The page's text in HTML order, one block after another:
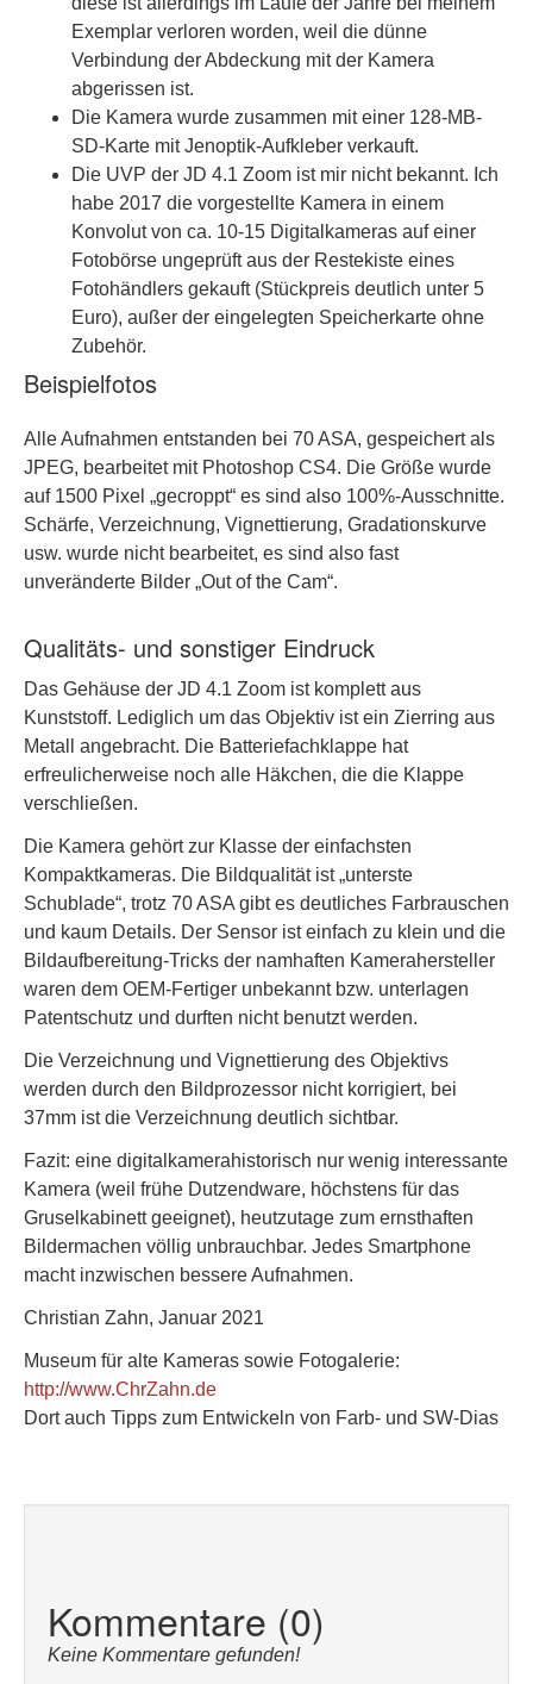
Exemplar verloren worden, weil die dünne
Verbindung der Abdeckung mit der Kamera
abgerissen ist.
Die Kamera wurde zusammen mit einer 128-MB-
SD-Karte mit Jenoptik-Aufkleber verkauft.
Die UVP der JD 4.1 Zoom ist mir nicht bekannt. Ich
habe 2017 die vorgestellte Kamera in einem
Konvolut von ca. 10-15 Digitalkameras auf einer
Fotobörse ungeprüft aus der Restekiste eines
Fotohändlers gekauft (Stückpreis deutlich unter 5
Euro), außer der eingelegten Speicherkarte ohne
Zubehör.
Beispielfotos
Alle Aufnahmen entstanden bei 70 ASA, gespeichert als
JPEG, bearbeitet mit Photoshop CS4. Die Größe wurde
auf 1500 Pixel „gecroppt“ es sind also 100%-Ausschnitte.
Schärfe, Verzeichnung, Vignettierung, Gradationskurve
usw. wurde nicht bearbeitet, es sind also fast
unveränderte Bilder „Out of the Cam“.
Qualitäts- und sonstiger Eindruck
Das Gehäuse der JD 4.1 Zoom ist komplett aus
Kunststoff. Lediglich um das Objektiv ist ein Zierring aus
Metall angebracht. Die Batteriefachklappe hat
erfreulicherweise noch alle Häkchen, die die Klappe
verschließen.
Die Kamera gehört zur Klasse der einfachsten
Kompaktkameras. Die Bildqualität ist „unterste
Schublade“, trotz 70 ASA gibt es deutliches Farbrauschen
und kaum Details. Der Sensor ist einfach zu klein und die
Bildaufbereitung-Tricks der namhaften Kamerahersteller
waren dem OEM-Fertiger unbekannt bzw. unterlagen
Patentschutz und durften nicht benutzt werden.
Die Verzeichnung und Vignettierung des Objektivs
werden durch den Bildprozessor nicht korrigiert, bei
37mm ist die Verzeichnung deutlich sichtbar.
Fazit: eine digitalkamerahistorisch nur wenig interessante
Kamera (weil frühe Dutzendware, höchstens für das
Gruselkabinett geeignet), heutzutage zum ernsthaften
Bildermachen völlig unbrauchbar. Jedes Smartphone
macht inzwischen bessere Aufnahmen.
Christian Zahn, Januar 2021
Museum für alte Kameras sowie Fotogalerie:
http://www.ChrZahn.de
Dort auch Tipps zum Entwickeln von Farb- und SW-Dias
Kommentare (0)
Keine Kommentare gefunden!